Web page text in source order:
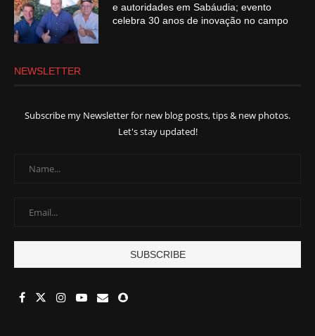
e autoridades em Sabáudia; evento
celebra 30 anos de inovação no campo
NEWSLETTER
Subscribe my Newsletter for new blog posts, tips & new photos.
Let's stay updated!